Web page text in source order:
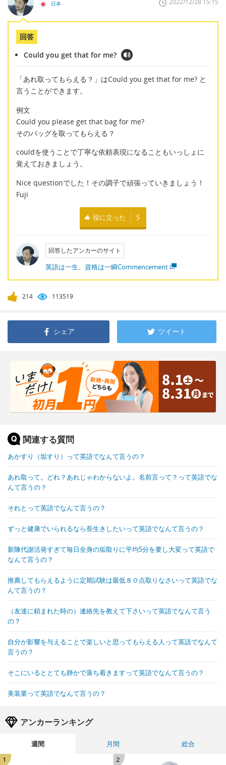
日本 2022/12/28 15:15
回答
Could you get that for me?
「あれ取ってもらえる？」はCould you get that for me? と
言うことができます。
例文
Could you please get that bag for me?
そのバッグを取ってもらえる？
couldを使うことで丁寧な依頼表現になることもいっしょに
覚えておきましょう。
Nice questionでした！その調子で頑張っていきましょう！
Fuji
役に立った 5
回答したアンカーのサイト
英語は一生、資格は一瞬Commencement
214 113519
シェア ツイート
関連する質問
あかすり（垢すり）って英語でなんて言うの？
あれ取って。どれ？あれじゃわからないよ。名前言って？って英語でな
んて言うの？
それとって英語でなんて言うの？
ずっと健康でいられるなら長生きしたいって英語でなんて言うの？
新陳代謝活発すぎて毎日全身の垢取りに平均5分を要し大変って英語で
なんて言うの？
推薦してもらえるように定期試験は最低８０点取りなさいって英語でな
んて言うの？
（友達に頼まれた時の）連絡先を教えて下さいって英語でなんて言う
の？
自分が影響を与えることで楽しいと思ってもらえる人って英語でなんて
言うの？
そこにいるととても静かで落ち着きますって英語でなんて言うの？
美装業って英語でなんて言うの？
アンカーランキング
週間 月間
総合
1
2